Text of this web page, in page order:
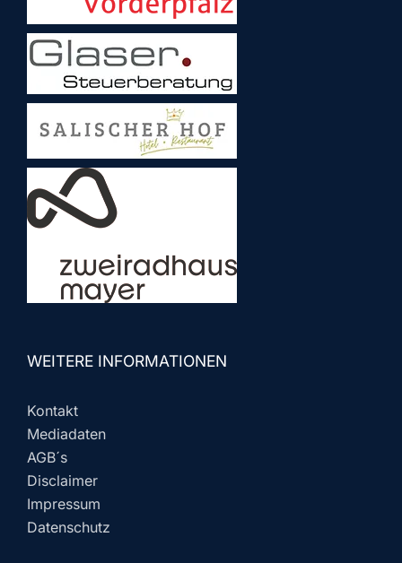
WEITERE INFORMATIONEN
Kontakt
Mediadaten
AGB´s
Disclaimer
Impressum
Datenschutz